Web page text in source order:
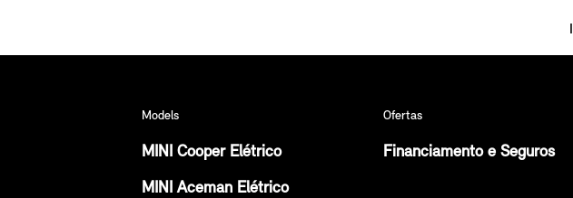
Models
MINI Cooper Elétrico
MINI Aceman Elétrico
Ofertas
Financiamento e Seguros